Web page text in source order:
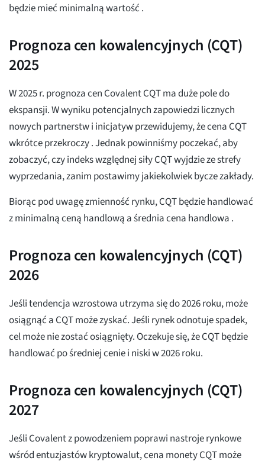
będzie mieć minimalną wartość .
Prognoza cen kowalencyjnych (CQT)
2025
W 2025 r. prognoza cen Covalent CQT ma duże pole do
ekspansji. W wyniku potencjalnych zapowiedzi licznych
nowych partnerstw i inicjatyw przewidujemy, że cena CQT
wkrótce przekroczy. Jednak powinniśmy poczekać, aby
zobaczyć, czy indeks względnej siły CQT wyjdzie ze strefy
wyprzedania, zanim postawimy jakiekolwiek bycze zakłady.
Biorąc pod uwagę zmienność rynku, CQT będzie handlować
z minimalną ceną handlową a średnia cena handlowa .
Prognoza cen kowalencyjnych (CQT)
2026
Jeśli tendencja wzrostowa utrzyma się do 2026 roku, może
osiągnąć a CQT może zyskać. Jeśli rynek odnotuje spadek,
cel może nie zostać osiągnięty. Oczekuje się, że CQT będzie
handlować po średniej ceniei niskiw 2026 roku.
Prognoza cen kowalencyjnych (CQT)
2027
Jeśli Covalent z powodzeniem poprawi nastroje rynkowe
wśród entuzjastów kryptowalut, cena monety CQT może